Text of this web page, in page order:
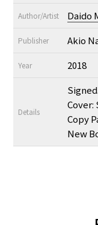
Author/Artist Daido
Publisher Akio
Year 2018
Details
Cover:
Copy
New